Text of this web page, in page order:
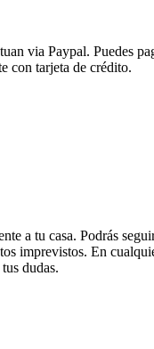
via Paypal. Puedes
con tarjeta de crédito.
a tu casa. Podrás
imprevistos. En
dudas.